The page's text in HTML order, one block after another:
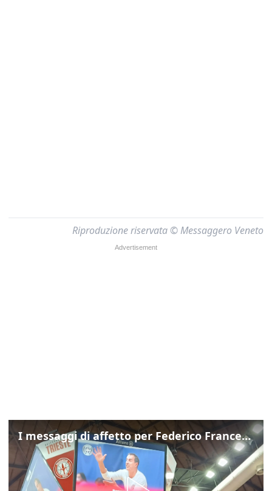
Riproduzione riservata © Messaggero Veneto
I messaggi di affetto per Federico Franceschin: così il mondo del basket gli è stato accanto fino all’ultimo